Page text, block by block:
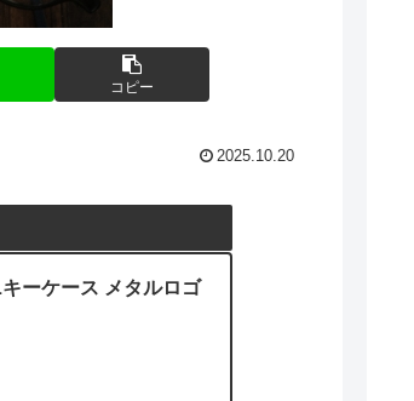
コピー
2025.10.20
ーケース メタルロゴ